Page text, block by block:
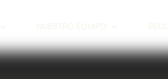
NUESTRO EQUIPO